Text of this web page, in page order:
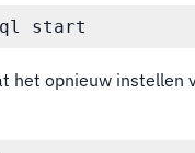
het opnieuw